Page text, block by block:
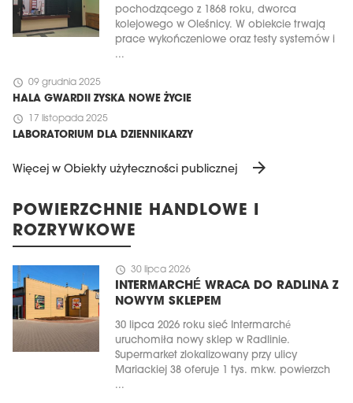
pochodzącego z 1868 roku, dworca
kolejowego w Oleśnicy. W obiekcie trwają
prace wykończeniowe oraz testy systemów i
...
schedule 09 grudnia 2025
HALA GWARDII ZYSKA NOWE ŻYCIE
schedule 17 listopada 2025
LABORATORIUM DLA DZIENNIKARZY
Więcej w Obiekty użyteczności publicznej arrow_forward
POWIERZCHNIE HANDLOWE I
ROZRYWKOWE
schedule 30 lipca 2026
INTERMARCHÉ WRACA DO RADLINA Z
NOWYM SKLEPEM
30 lipca 2026 roku sieć Intermarché
uruchomiła nowy sklep w Radlinie.
Supermarket zlokalizowany przy ulicy
Mariackiej 38 oferuje 1 tys. mkw. powierzch
...